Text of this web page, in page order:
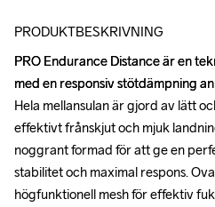
PRODUKTBESKRIVNING
PRO Endurance Distance är en
med en responsiv stötdämpning
Hela mellansulan är gjord av lätt
effektivt frånskjut och mjuk
noggrant formad för att ge en
stabilitet och maximal respons.
högfunktionell mesh för effektiv
PRO Endurance Distance är en
med en responsiv stötdämpning
Hela mellansulan är gjord av lätt
effektivt frånskjut och mjuk
noggrant formad för att ge en
stabilitet och maximal respons.
högfunktionell mesh för effektiv